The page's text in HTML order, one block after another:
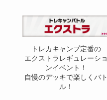
トレカキャンプ定番の
エクストラレギュレーショ
ンイベント！
自慢のデッキで楽しくバト
ル！